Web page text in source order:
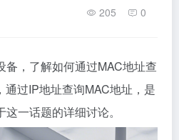
205 0
备，了解如何通过MAC地址查
过IP地址查询MAC地址，是
一话题的详细讨论。